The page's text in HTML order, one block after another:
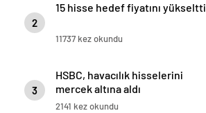
2
15 hisse hedef fiyatını yükseltti
11737 kez okundu
3
HSBC, havacılık hisselerini
mercek altına aldı
2141 kez okundu